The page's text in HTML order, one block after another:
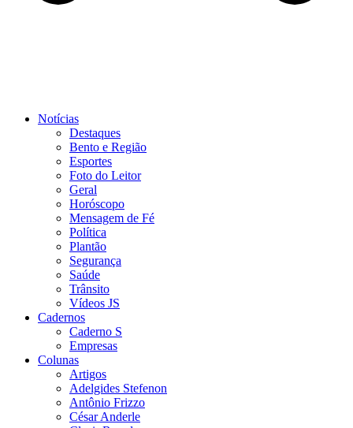
Notícias
Destaques
Bento e Região
Esportes
Foto do Leitor
Geral
Horóscopo
Mensagem de Fé
Política
Plantão
Segurança
Saúde
Trânsito
Vídeos JS
Cadernos
Caderno S
Empresas
Colunas
Artigos
Adelgides Stefenon
Antônio Frizzo
César Anderle